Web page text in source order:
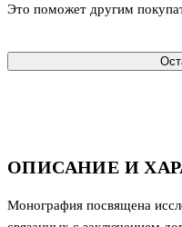
ОПИСАНИЕ И
Монография посвящена
Это поможет другим